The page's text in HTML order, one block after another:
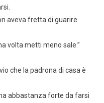
aveva fretta di guarire.
volta metti meno sale.”
che la padrona di casa è
abbastanza forte da farsi